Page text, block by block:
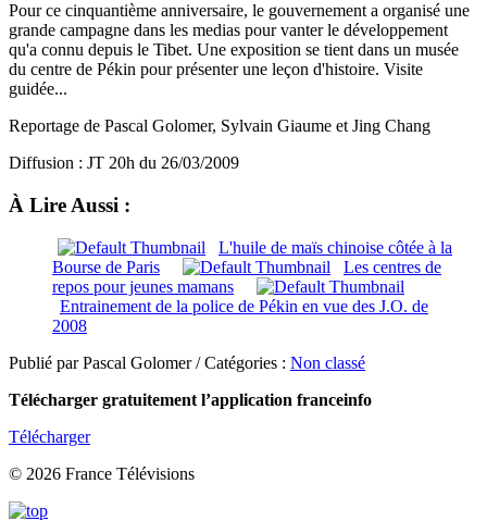
Pour ce cinquantième anniversaire, le gouvernement a organisé une
grande campagne dans les medias pour vanter le développement
qu'a connu depuis le Tibet. Une exposition se tient dans un musée
du centre de Pékin pour présenter une leçon d'histoire. Visite
guidée...
Reportage de Pascal Golomer, Sylvain Giaume et Jing Chang
Diffusion : JT 20h du 26/03/2009
À Lire Aussi :
L'huile de maïs chinoise côtée à la
Bourse de Paris
Les centres de
repos pour jeunes mamans
Entrainement de la police de Pékin en vue des J.O. de
2008
Publié par Pascal Golomer / Catégories : Non classé
Télécharger gratuitement l’application franceinfo
Télécharger
© 2026 France Télévisions